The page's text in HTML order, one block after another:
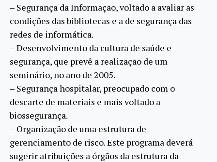
– Segurança da Informação, voltado a avaliar as
condições das bibliotecas e a de segurança das
redes de informática.
– Desenvolvimento da cultura de saúde e
segurança, que prevê a realização de um
seminário, no ano de 2005.
– Segurança hospitalar, preocupado com o
descarte de materiais e mais voltado a
biossegurança.
– Organização de uma estrutura de
gerenciamento de risco. Este programa deverá
sugerir atribuições a órgãos da estrutura da